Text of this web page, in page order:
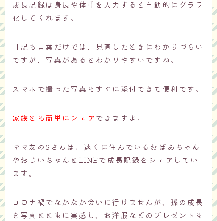
成長記録は身長や体重を入力すると自動的にグラフ
化してくれます。
日記も言葉だけでは、見直したときにわかりづらい
ですが、写真があるとわかりやすいですね。
スマホで撮った写真もすぐに添付できて便利です。
家族とも簡単にシェア できますよ。
ママ友のSさんは、遠くに住んでいるおばあちゃん
やおじいちゃんとLINEで成長記録をシェアしてい
ます。
コロナ禍でなかなか会いに行けませんが、孫の成長
を写真とともに実感し、お洋服などのプレゼントも